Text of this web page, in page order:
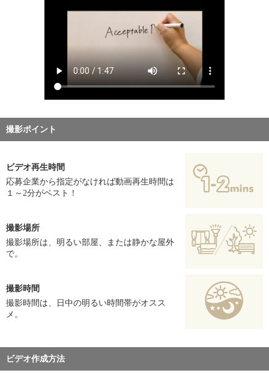
撮影ポイント
ビデオ再生時間
応募企業から指定がなければ動画再生時間は
１～2分がベスト！
撮影場所
撮影場所は、明るい部屋、または静かな屋外
で。
撮影時間
撮影時間は、日中の明るい時間帯がオスス
メ。
ビデオ作成方法